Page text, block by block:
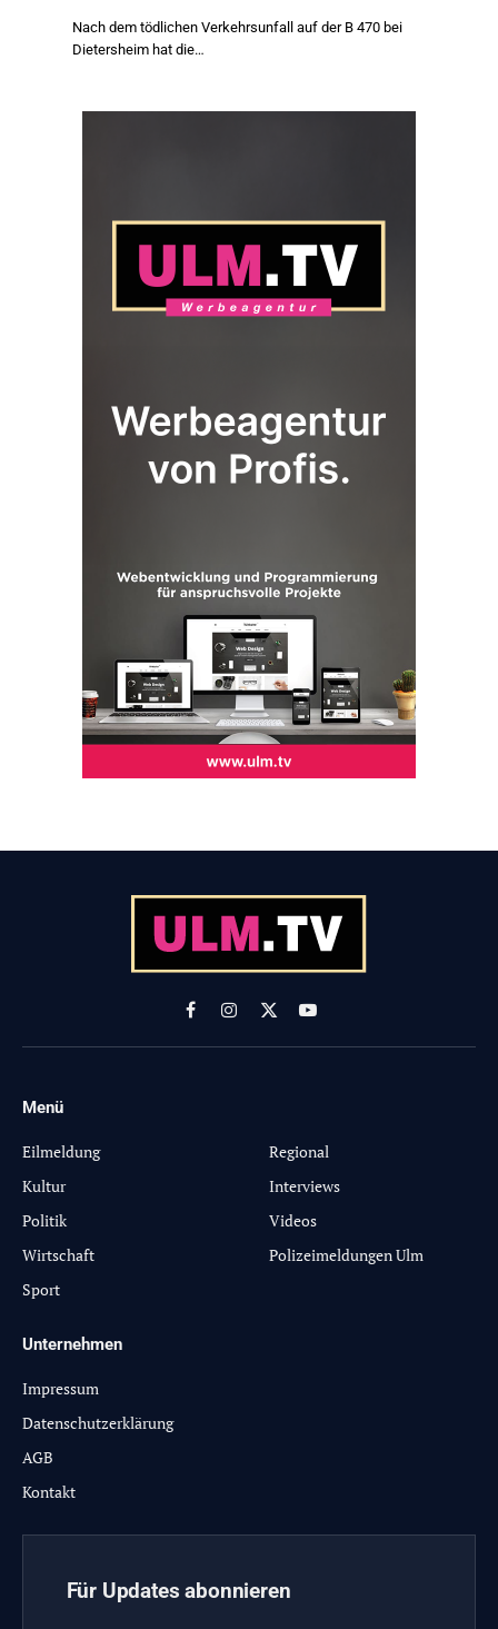
Nach dem tödlichen Verkehrsunfall auf der B 470 bei
Dietersheim hat die…
FacebookInstagram
X
(Twitter)
YouTube
Menü
Eilmeldung
Kultur
Politik
Wirtschaft
Sport
Regional
Interviews
Videos
Polizeimeldungen Ulm
Unternehmen
Impressum
Datenschutzerklärung
AGB
Kontakt
Für Updates abonnieren